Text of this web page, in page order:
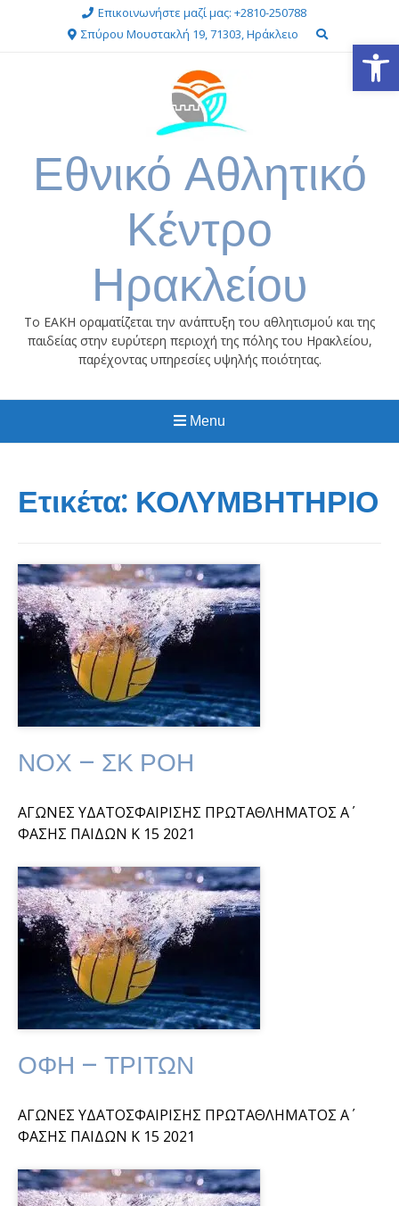
Επικοινωνήστε μαζί μας: +2810-250788
Σπύρου Μουστακλή 19, 71303, Ηράκλειο
Εθνικό Αθλητικό
Κέντρο
Ηρακλείου
Το ΕΑΚΗ οραματίζεται την ανάπτυξη του αθλητισμού και της
παιδείας στην ευρύτερη περιοχή της πόλης του Ηρακλείου,
παρέχοντας υπηρεσίες υψηλής ποιότητας.
Menu
Ετικέτα: ΚΟΛΥΜΒΗΤΗΡΙΟ
ΝΟΧ – ΣΚ ΡΟΗ
ΑΓΩΝΕΣ ΥΔΑΤΟΣΦΑΙΡΙΣΗΣ ΠΡΩΤΑΘΛΗΜΑΤΟΣ Α΄
ΦΑΣΗΣ ΠΑΙΔΩΝ Κ 15 2021
ΟΦΗ – ΤΡΙΤΩΝ
ΑΓΩΝΕΣ ΥΔΑΤΟΣΦΑΙΡΙΣΗΣ ΠΡΩΤΑΘΛΗΜΑΤΟΣ Α΄
ΦΑΣΗΣ ΠΑΙΔΩΝ Κ 15 2021